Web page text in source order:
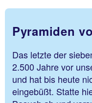
Pyramiden
Das letzte der
2.500 Jahre vor
und hat bis heute
eingebüßt. Statte